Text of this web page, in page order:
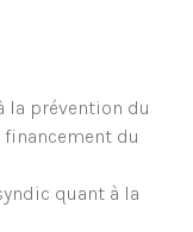
la prévention du
du
quant à la